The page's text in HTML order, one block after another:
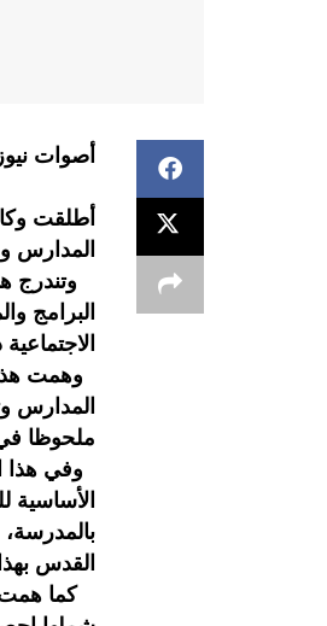
أصوات
المدارس
البرامج
وهمت
المدارس
ملحوظا
وفي هذا
الأساسية
بالمدرسة،
القدس